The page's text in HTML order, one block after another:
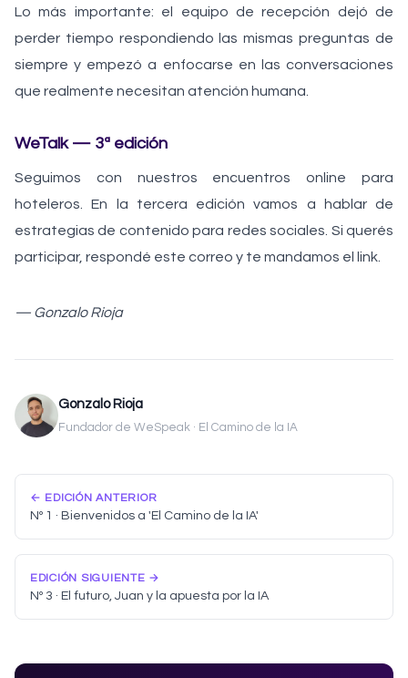
Lo más importante: el equipo de recepción dejó de
perder tiempo respondiendo las mismas preguntas de
siempre y empezó a enfocarse en las conversaciones
que realmente necesitan atención humana.
WeTalk — 3ª edición
Seguimos con nuestros encuentros online para
hoteleros. En la tercera edición vamos a hablar de
estrategias de contenido para redes sociales. Si querés
participar, respondé este correo y te mandamos el link.
— Gonzalo Rioja
Gonzalo Rioja
Fundador de WeSpeak · El Camino de la IA
← EDICIÓN ANTERIOR
Nº 1 · Bienvenidos a 'El Camino de la IA'
EDICIÓN SIGUIENTE →
Nº 3 · El futuro, Juan y la apuesta por la IA